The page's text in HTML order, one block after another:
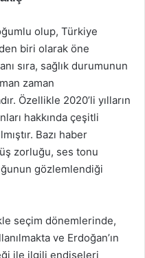
olup, Türkiye
biri olarak öne
sıra, sağlık durumunun
zaman
Özellikle 2020’li yılların
hakkında çeşitli
Bazı haber
zorluğu, ses tonu
gözlemlendiği
seçim dönemlerinde,
ve Erdoğan’ın
ile ilgili endişeleri